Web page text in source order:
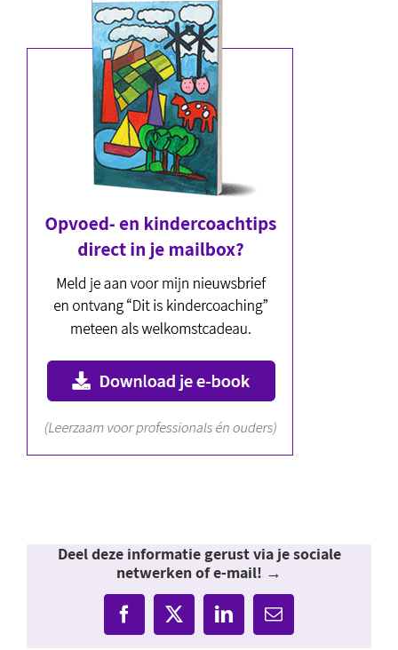
Deel deze informatie gerust via je sociale
netwerken of e-mail! →
Facebook
X LinkedIn
E-
mail